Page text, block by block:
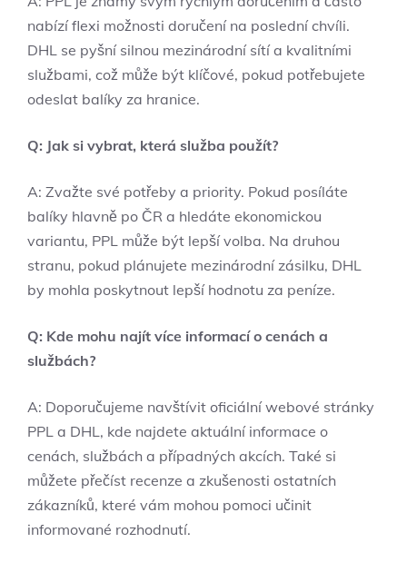
nabízí flexi možnosti doručení na poslední chvíli.
DHL se pyšní silnou mezinárodní sítí a kvalitními
službami, což může být klíčové, pokud potřebujete
odeslat balíky za hranice.
Q: Jak si vybrat, která služba použít?
A: Zvažte své potřeby a priority. Pokud posíláte
balíky hlavně po ČR a hledáte ekonomickou
variantu, PPL může být lepší volba. Na druhou
stranu, pokud plánujete mezinárodní zásilku, DHL
by mohla poskytnout lepší hodnotu za peníze.
Q: Kde mohu najít více informací o cenách a
službách?
A: Doporučujeme navštívit oficiální webové stránky
PPL a DHL, kde najdete aktuální informace o
cenách, službách a případných akcích. Také si
můžete přečíst recenze a zkušenosti ostatních
zákazníků, které vám mohou pomoci učinit
informované rozhodnutí.